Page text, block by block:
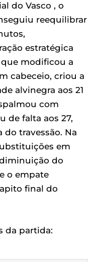
do Vasco , o
reequilibrar
estratégica
modificou a
cabeceio, criou a
alvinegra aos 21
com
de falta aos 27,
travessão. Na
em
do
o empate
final do
da partida: